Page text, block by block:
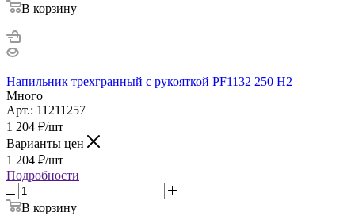
В корзину
Напильник трехгранный с рукояткой PF1132 250 H2
Много
Арт.: 11211257
1 204 ₽/шт
Варианты цен
1 204 ₽/шт
Подробности
В корзину